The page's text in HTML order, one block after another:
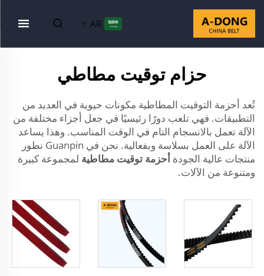
AR
حزام توقيت مطاطي
تُعد أحزمة التوقيت المطاطية مكونات حيوية في العديد من
التطبيقات. فهي تلعب دورًا رئيسيًا في جعل أجزاء مختلفة من
الآلة تعمل بالانسجام التام في الوقت المناسب. وهذا يساعد
الآلة على العمل بسلاسة وبفعالية. نحن في Guanpin نطور
منتجات عالية الجودة أحزمة توقيت مطاطية لمجموعة كبيرة
ومتنوعة من الآلات.